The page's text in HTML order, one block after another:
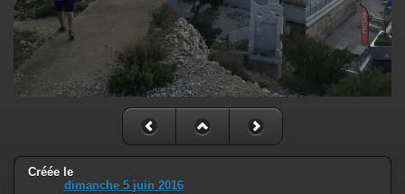
Créée le
dimanche 5 juin 2016